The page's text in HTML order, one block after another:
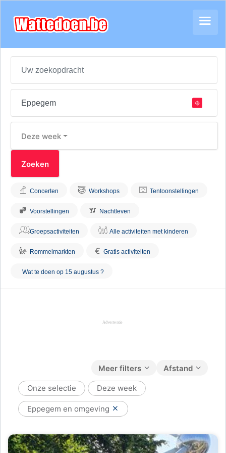
Deze week
Concerten Workshops Tentoonstellingen
Voorstellingen Nachtleven
Groepsactiviteiten Alle activiteiten met kinderen
Rommelmarkten € Gratis activiteiten
Wat te doen op 15 augustus ?
Afstand
Meer filters
Onze selectie Deze week
Eppegem en omgeving